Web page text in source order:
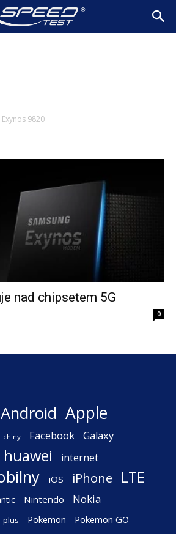
Exynos 9820
nad chipsetem 5G
0
Android Apple
chiny Facebook Galaxy
huawei internet
iOS iPhone LTE
Nintendo Nokia
plus Pokemon Pokemon GO